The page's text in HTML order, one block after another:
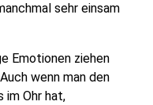
sehr einsam
Emotionen ziehen
wenn man den
im Ohr hat,